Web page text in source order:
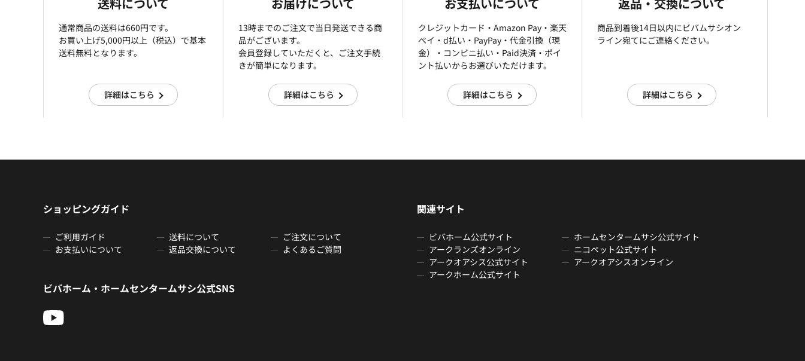
送料について
通常商品の送料は660円です。
お買い上げ5,000円以上（税込）で基本
送料無料となります。
詳細はこちら
お届けについて
13時までのご注文で当日発送できる商
品がございます。
会員登録していただくと、ご注文手続
きが簡単になります。
詳細はこちら
お支払いについて
クレジットカード・Amazon Pay・楽天
ぺイ・d払い・PayPay・代金引換（現
金）・コンビニ払い・Paid決済・ポイ
ント払いからお選びいただけます。
詳細はこちら
返品・交換について
商品到着後14日以内にビバムサシオン
ライン宛てにご連絡ください。
詳細はこちら
ショッピングガイド
ご利用ガイド 送料について
ご注文について
お支払いについて
返品交換について よくあるご質問
関連サイト
ビバホーム公式サイト
ホームセンタームサシ公式サイト
アークランズオンライン
ニコペット公式サイト
アークオアシス公式サイト
アークオアシスオンライン
アークホーム公式サイト
ビバホーム・ホームセンタームサシ公式SNS